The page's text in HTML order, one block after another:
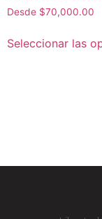
Desde $70,000.00
Seleccionar las